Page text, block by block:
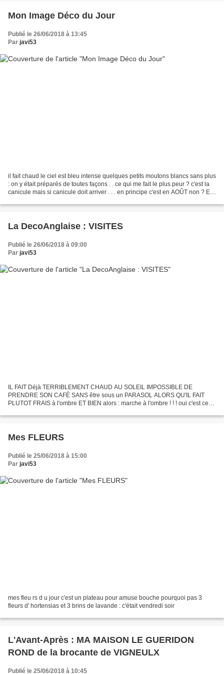
Mon Image Déco du Jour
Publié le 26/06/2018 à 13:45
Par javi53
il fait chaud le ciel est bleu intense quelques petits moutons blancs sans plus
: on y était préparés de toutes façons . . ce qui me fait le plus peur ? c'est la
canicule mais si canicule doit arriver . . . en principe c'est en AOÛT non ? E t
La DecoAnglaise : VISITES
Publié le 26/06/2018 à 09:00
Par javi53
IL FAIT Déjà TERRIBLEMENT CHAUD AU SOLEIL IMPOSSIBLE DE
PRENDRE SON CAFÉ SANS être sous un PARASOL ALORS QU'IL FAIT
PLUTOT FRAIS à l'ombre ET BIEN alors : marche à l'ombre ! ! ! oui c'est ce
Mes FLEURS
Publié le 25/06/2018 à 15:00
Par javi53
mes fleu rs d u jour c'est un plateau pour amuse bouche pourquoi pas 3
fleurs d' hortensias et 3 brins de lavande : c'était vendredi soir
L'Avant-Après : MA MAISON LE GUERIDON
ROND de la brocante de VIGNEULX
Publié le 25/06/2018 à 10:45